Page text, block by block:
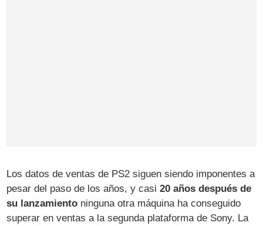
Los datos de ventas de PS2 siguen siendo imponentes a
pesar del paso de los años, y casi20 años después de
su lanzamiento ninguna otra máquina ha conseguido
superar en ventas a la segunda plataforma de Sony. La